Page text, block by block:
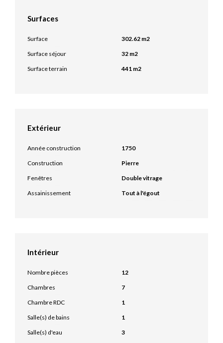
Surfaces
Surface
302.62 m2
Surface séjour
32 m2
Surface terrain
441 m2
Extérieur
Année construction
1750
Construction
Pierre
Fenêtres
Double vitrage
Assainissement
Tout à l'égout
Intérieur
Nombre pièces
12
Chambres
7
Chambre RDC
1
Salle(s) de bains
1
Salle(s) d'eau
3